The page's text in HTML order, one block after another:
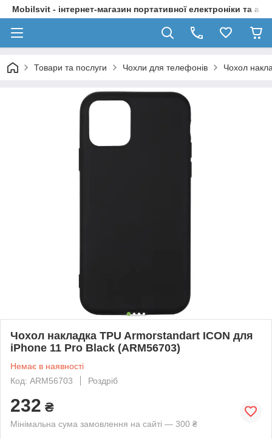
Mobilsvit - інтернет-магазин портативної електроніки та
Товари та послуги Чохли для телефонів Чохол
Чохол накладка TPU Armorstandart ICON для
iPhone 11 Pro Black (ARM56703)
Немає в наявності
Код: ARM56703
Роздріб
232 ₴
Мінімальна сума замовлення на сайті — 300 ₴